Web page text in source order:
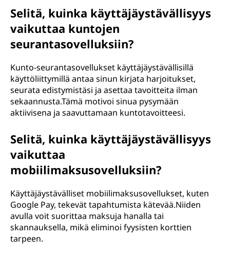
Selitä, kuinka käyttäjäystävällisyys
vaikuttaa kuntojen
seurantasovelluksiin?
Kunto-seurantasovellukset käyttäjäystävällisillä
käyttöliittymillä antaa sinun kirjata harjoitukset,
seurata edistymistäsi ja asettaa tavoitteita ilman
sekaannusta.Tämä motivoi sinua pysymään
aktiivisena ja saavuttamaan kuntotavoitteesi.
Selitä, kuinka käyttäjäystävällisyys
vaikuttaa
mobiilimaksusovelluksiin?
Käyttäjäystävälliset mobiilimaksusovellukset, kuten
Google Pay, tekevät tapahtumista kätevää.Niiden
avulla voit suorittaa maksuja hanalla tai
skannauksella, mikä eliminoi fyysisten korttien
tarpeen.